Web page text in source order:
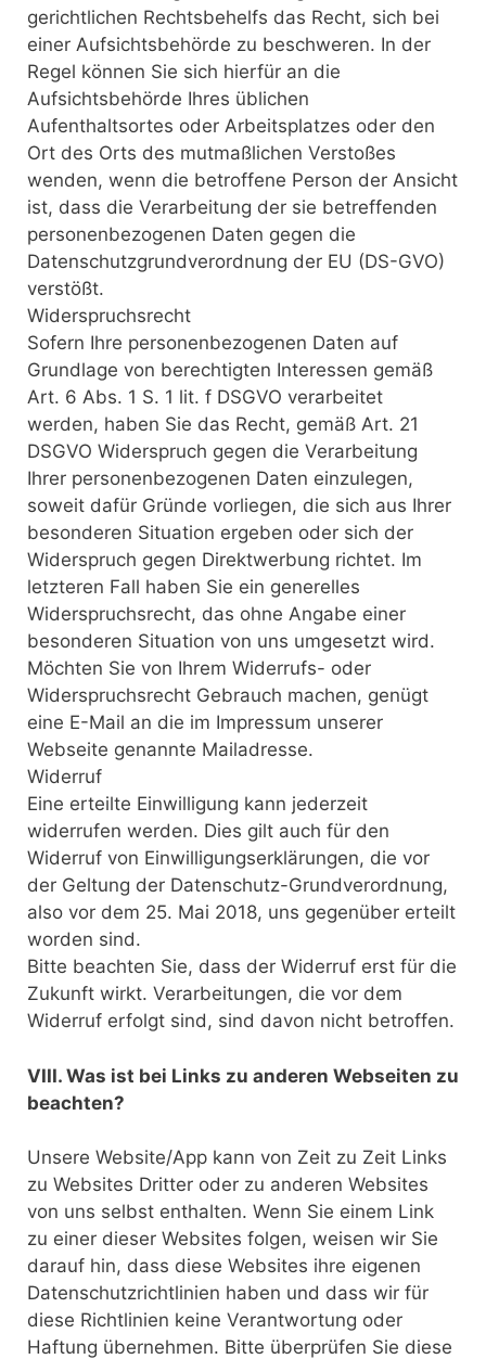
gerichtlichen Rechtsbehelfs das Recht, sich bei
einer Aufsichtsbehörde zu beschweren. In der
Regel können Sie sich hierfür an die
Aufsichtsbehörde Ihres üblichen
Aufenthaltsortes oder Arbeitsplatzes oder den
Ort des Orts des mutmaßlichen Verstoßes
wenden, wenn die betroffene Person der Ansicht
ist, dass die Verarbeitung der sie betreffenden
personenbezogenen Daten gegen die
Datenschutzgrundverordnung der EU (DS-GVO)
verstößt.
Widerspruchsrecht
Sofern Ihre personenbezogenen Daten auf
Grundlage von berechtigten Interessen gemäß
Art. 6 Abs. 1 S. 1 lit. f DSGVO verarbeitet
werden, haben Sie das Recht, gemäß Art. 21
DSGVO Widerspruch gegen die Verarbeitung
Ihrer personenbezogenen Daten einzulegen,
soweit dafür Gründe vorliegen, die sich aus Ihrer
besonderen Situation ergeben oder sich der
Widerspruch gegen Direktwerbung richtet. Im
letzteren Fall haben Sie ein generelles
Widerspruchsrecht, das ohne Angabe einer
besonderen Situation von uns umgesetzt wird.
Möchten Sie von Ihrem Widerrufs- oder
Widerspruchsrecht Gebrauch machen, genügt
eine E-Mail an die im Impressum unserer
Webseite genannte Mailadresse.
Widerruf
Eine erteilte Einwilligung kann jederzeit
widerrufen werden. Dies gilt auch für den
Widerruf von Einwilligungserklärungen, die vor
der Geltung der Datenschutz-Grundverordnung,
also vor dem 25. Mai 2018, uns gegenüber erteilt
worden sind.
Bitte beachten Sie, dass der Widerruf erst für die
Zukunft wirkt. Verarbeitungen, die vor dem
Widerruf erfolgt sind, sind davon nicht betroffen.
VIII. Was ist bei Links zu anderen Webseiten zu
beachten?
Unsere Website/App kann von Zeit zu Zeit Links
zu Websites Dritter oder zu anderen Websites
von uns selbst enthalten. Wenn Sie einem Link
zu einer dieser Websites folgen, weisen wir Sie
darauf hin, dass diese Websites ihre eigenen
Datenschutzrichtlinien haben und dass wir für
diese Richtlinien keine Verantwortung oder
Haftung übernehmen. Bitte überprüfen Sie diese